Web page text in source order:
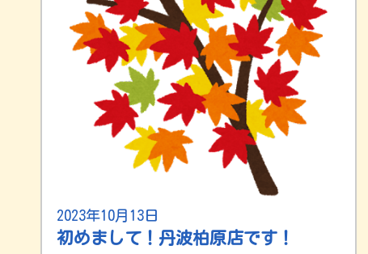
2023年10月13日
初めまして！丹波柏原店です！